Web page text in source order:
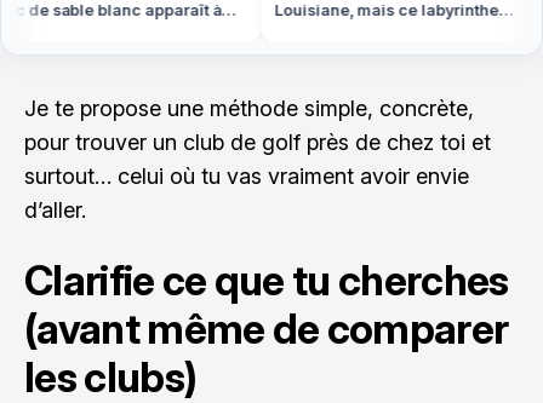
de sable blanc apparaît à
Louisiane, mais ce labyrinthe
Je te propose une méthode simple, concrète,
pour trouver un club de golf près de chez toi et
surtout… celui où tu vas vraiment avoir envie
d’aller.
Clarifie ce que tu cherches
(avant même de comparer
les clubs)